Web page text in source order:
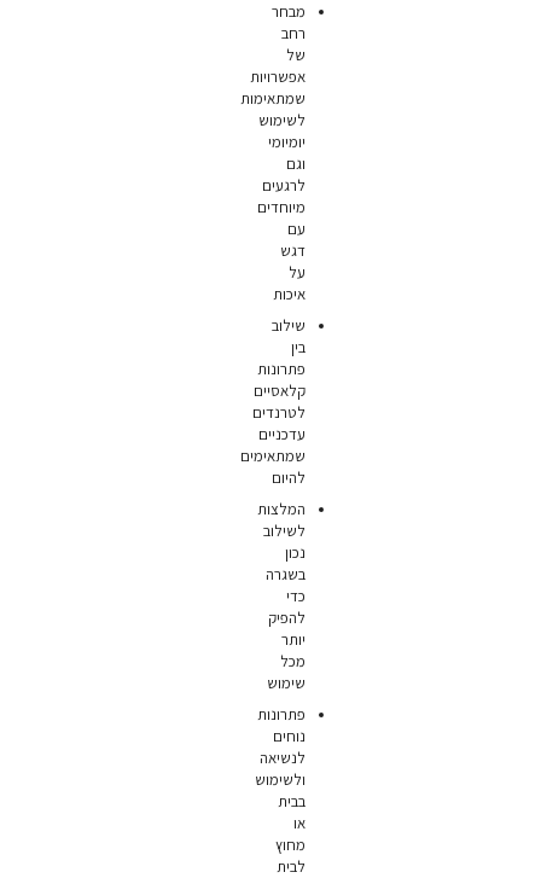
מבחר
רחב
של
אפשרויות
שמתאימות
לשימוש
יומיומי
וגם
לרגעים
מיוחדים
עם
דגש
על
איכות
שילוב
בין
פתרונות
קלאסיים
לטרנדים
עדכניים
שמתאימים
להיום
המלצות
לשילוב
נכון
בשגרה
כדי
להפיק
יותר
מכל
שימוש
פתרונות
נוחים
לנשיאה
ולשימוש
בבית
או
מחוץ
לבית